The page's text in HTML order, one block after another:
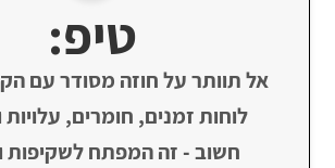
טיפ:
אל תוותר על חוזה מסודר עם
לוחות זמנים, חומרים,
חשוב - זה המפתח לשקיפות